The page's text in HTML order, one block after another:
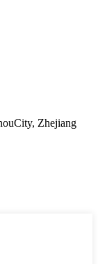
Zhejiang